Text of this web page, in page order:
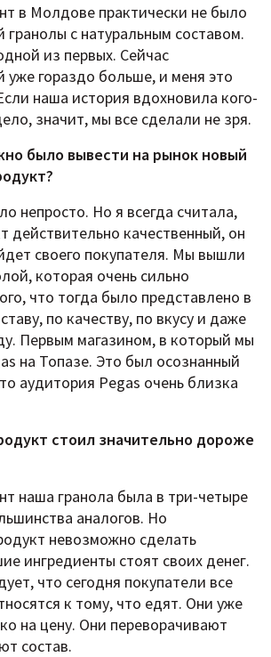
в Молдове практически не было
с натуральным составом.
из первых. Сейчас
уже гораздо больше, и меня это
наша история вдохновила кого-
значит, мы все сделали не зря.
было вывести на рынок новый
непросто. Но я всегда считала,
действительно качественный, он
своего покупателя. Мы вышли
которая очень сильно
что тогда было представлено в
по качеству, по вкусу и даже
Первым магазином, в который мы
на Топазе. Это был осознанный
аудитория Pegas очень близка
стоил значительно дороже
наша гранола была в три-четыре
аналогов. Но
невозможно сделать
ингредиенты стоят своих денег.
что сегодня покупатели все
к тому, что едят. Они уже
на цену. Они переворачивают
состав.